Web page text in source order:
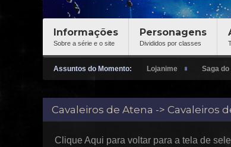
Informações
Sobre a série e o site
Personagens
Divididos por classes
Assuntos do Momento:
Cavaleiros de Atena -> Cavaleiros
Clique Aqui para voltar para a tela de